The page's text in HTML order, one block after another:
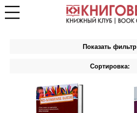
Показать фильтр
Сортировка: